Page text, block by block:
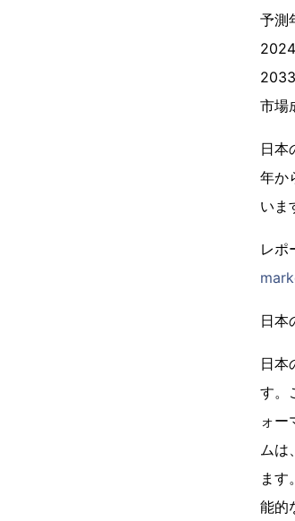
予測
市場
日本
年か
いま
レポ
日本
日本
す。
ォー
ムは
ます
能的